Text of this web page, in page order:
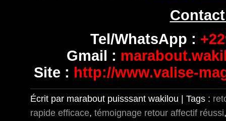
Tel/WhatsApp :
Gmail :
Site : http://www.valise-
Écrit par marabout puisssant wakilou | Tags :
rapide efficace, témoignage retour affectif réussi